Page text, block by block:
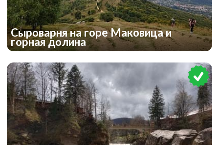
Сыроварня на горе Маковица и
горная долина